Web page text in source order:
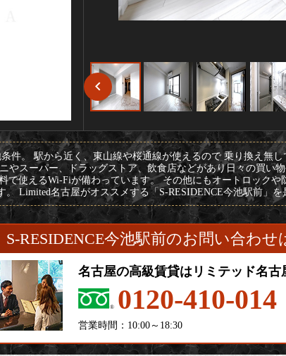
件。 駅から近く、東山線や桜通線が使えるので 乗り換え無
やスーパー、ドラッグストア、飲食店などがあり日々の買い
で使えるWi-Fiが備わっています。 その他にもオートロック
。 Limited名古屋がオススメする「S-RESIDENCE今池駅前」
S-RESIDENCE今池駅前のお問い合わせ
名古屋の高級賃貸はリミテッド名古
0120-410-014
営業時間：10:00～18:30